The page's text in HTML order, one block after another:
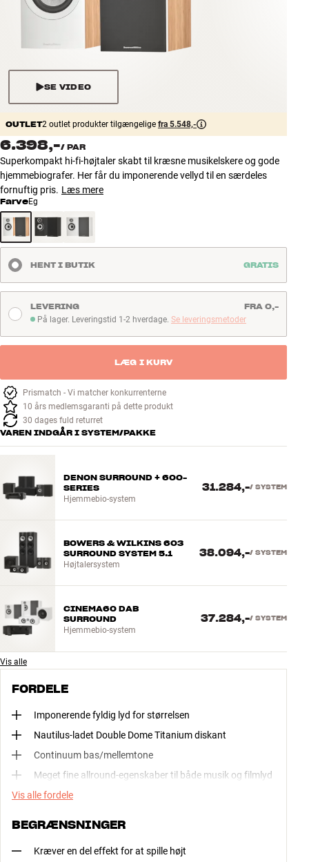
Tilbehør
INSPIRATION
MÆRKER
TILBUD
Find Butik
Kundeservice
Log ind
Kundeservice
Byg med Lyd
SE VIDEO
OUTLET2 outlet produkter tilgængelige fra 5.548,-
6.398,-/ PAR
Superkompakt hi-fi-højtaler skabt til kræsne musikelskere og gode
hjemmebiografer. Her får du imponerende vellyd til en særdeles
fornuftig pris. Læs mere
FarveEg
HENT I BUTIK GRATIS
På lager. Leveringstid 1-2 hverdage
På lager. Leveringstid 1-2 hverdage. Se leveringsmetoder
LEVERING FRA 0,-
LÆG I KURV
Prismatch - Vi matcher konkurrenterne
10 års medlemsgaranti på dette produkt
30 dages fuld returret
VAREN INDGÅR I SYSTEM/PAKKE
DENON SURROUND + 600-
SERIES
Hjemmebio-system
31.284,-/ SYSTEM
BOWERS & WILKINS 603
SURROUND SYSTEM 5.1
Højtalersystem
38.094,-/ SYSTEM
CINEMA60 DAB
SURROUND
Hjemmebio-system
37.284,-/ SYSTEM
Vis alle
FORDELE
Imponerende fyldig lyd for størrelsen
Nautilus-ladet Double Dome Titanium diskant
Continuum bas/mellemtone
Meget fine allround-egenskaber til både musik og filmlyd
Vis alle fordele
BEGRÆNSNINGER
Kræver en del effekt for at spille højt